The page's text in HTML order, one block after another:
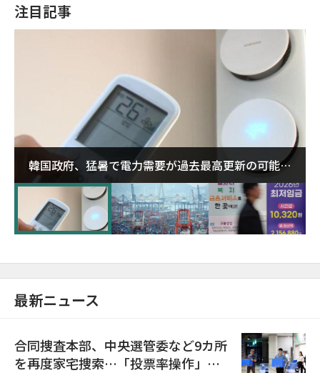
注目記事
韓国政府、猛暑で電力需要が過去最高更新の可能性
に需給対応体制を点検
最新ニュース
合同捜査本部、中央選管委など9カ所
を再度家宅捜索…「投票率操作」の